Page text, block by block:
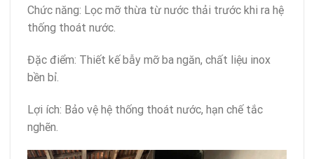
Chức năng: Lọc mỡ thừa từ nước thải trước khi ra hệ
thống thoát nước.
Đặc điểm: Thiết kế bẫy mỡ ba ngăn, chất liệu inox
bền bỉ.
Lợi ích: Bảo vệ hệ thống thoát nước, hạn chế tắc
nghẽn.